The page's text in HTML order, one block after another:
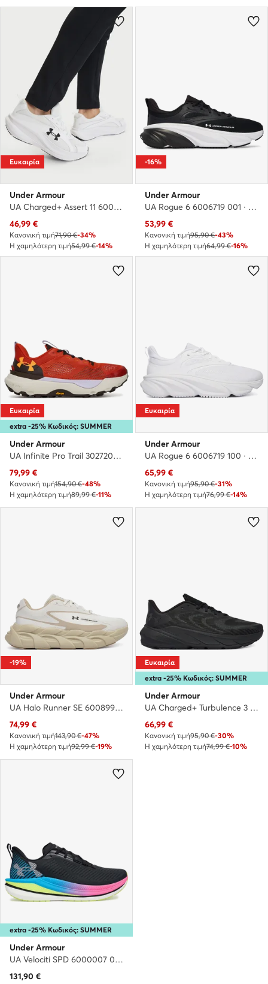
Ευκαιρία
Under Armour
UA Charged+ Assert 11 6006723 · Παπούτσια για Τρέξιμο
Τρέχουσα τιμή
46,99 €
Κανονική τιμή71,90 €-34%
Η χαμηλότερη τιμή54,99 €-14%
-16%
Under Armour
UA Rogue 6 6006719 001 · Παπούτσια για Τρέξιμο
Τρέχουσα τιμή
53,99 €
Κανονική τιμή95,90 €-43%
Η χαμηλότερη τιμή64,99 €-16%
extra -25% Κωδικός: SUMMER
Ευκαιρία
Under Armour
UA Infinite Pro Trail 3027202 · Παπούτσια για Τρέξιμο
Τρέχουσα τιμή
79,99 €
Κανονική τιμή154,90 €-48%
Η χαμηλότερη τιμή89,99 €-11%
Ευκαιρία
Under Armour
UA Rogue 6 6006719 100 · Παπούτσια για Τρέξιμο
Τρέχουσα τιμή
65,99 €
Κανονική τιμή95,90 €-31%
Η χαμηλότερη τιμή76,99 €-14%
-19%
Under Armour
UA Halo Runner SE 6008994 300 · Παπούτσια για Τρέξιμο
Τρέχουσα τιμή
74,99 €
Κανονική τιμή143,90 €-47%
Η χαμηλότερη τιμή92,99 €-19%
extra -25% Κωδικός: SUMMER
Ευκαιρία
Under Armour
UA Charged+ Turbulence 3 6006717 003 · Παπούτσια για Τρέξιμο
Τρέχουσα τιμή
66,99 €
Κανονική τιμή95,90 €-30%
Η χαμηλότερη τιμή74,99 €-10%
extra -25% Κωδικός: SUMMER
Under Armour
UA Velociti SPD 6000007 005 · Παπούτσια για Τρέξιμο
131,90 €